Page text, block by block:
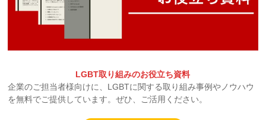
LGBT取り組みのお役立ち資料
企業のご担当者様向けに、LGBTに関する取り組み事例やノウハウ
を無料でご提供しています。ぜひ、ご活用ください。